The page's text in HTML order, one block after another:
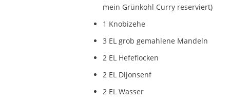
mein Grünkohl Curry reserviert)
1 Knobizehe
3 EL grob gemahlene Mandeln
2 EL Hefeflocken
2 EL Dijonsenf
2 EL Wasser